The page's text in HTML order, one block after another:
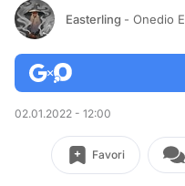
Easterling - Onedio
02.01.2022 - 12:00
Favori